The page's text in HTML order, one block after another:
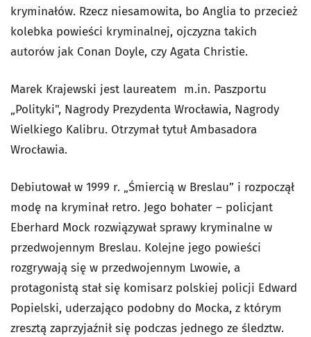
kryminałów. Rzecz niesamowita, bo Anglia to przecież
kolebka powieści kryminalnej, ojczyzna takich
autorów jak Conan Doyle, czy Agata Christie.
Marek Krajewski jest laureatem m.in. Paszportu
„Polityki", Nagrody Prezydenta Wrocławia, Nagrody
Wielkiego Kalibru. Otrzymał tytuł Ambasadora
Wrocławia.
Debiutował w 1999 r. „Śmiercią w Breslau” i rozpoczął
modę na kryminał retro. Jego bohater – policjant
Eberhard Mock rozwiązywał sprawy kryminalne w
przedwojennym Breslau. Kolejne jego powieści
rozgrywają się w przedwojennym Lwowie, a
protagonistą stał się komisarz polskiej policji Edward
Popielski, uderzająco podobny do Mocka, z którym
zresztą zaprzyjaźnił się podczas jednego ze śledztw.